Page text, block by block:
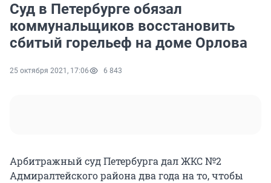
Суд в Петербурге обязал
коммунальщиков восстановить
сбитый горельеф на доме Орлова
25 октября 2021, 17:06 6 843
Арбитражный суд Петербурга дал ЖКС №2
Адмиралтейского района два года на то, чтобы